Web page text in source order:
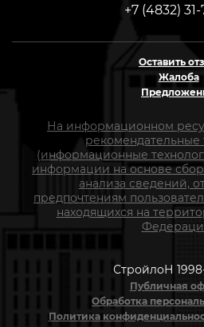
+7 (4832) 31-
Оставить
Жалоба
На информационном
рекомендательные
(информационные
информации на основе
анализа сведений,
предпочтениям
находящихся на
СтройлоН
Публичная
Обработка
Политика